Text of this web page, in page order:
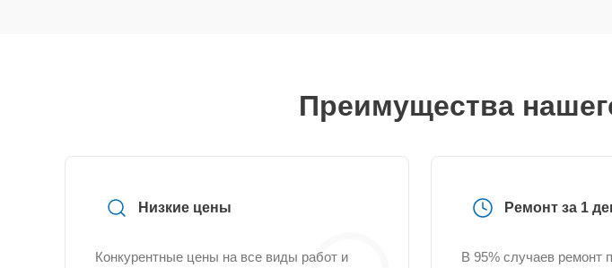
Преимущества
Низкие цены
Конкурентные цены на все виды работ и
Ремонт за 1
В 95% случаев ремонт